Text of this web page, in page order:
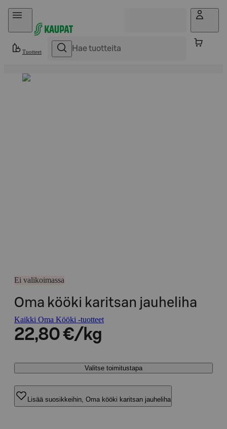
Hyppää sisältöön
Tuotteet
Ei valikoimassa
Oma kööki karitsan jauheliha
Kaikki Oma Kööki -tuotteet
22,80 €/kg
Valitse toimitustapa
Lisää suosikkeihin, Oma kööki karitsan jauheliha